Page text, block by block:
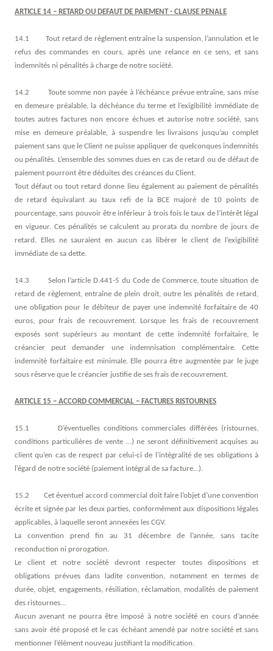
ARTICLE 14 – RETARD OU DEFAUT DE PAIEMENT - CLAUSE PENALE
14.1 Tout retard de règlement entraîne la suspension, l’annulation et le
refus des commandes en cours, après une relance en ce sens, et sans
indemnités ni pénalités à charge de notre société.
14.2 Toute somme non payée à l’échéance prévue entraîne, sans mise
en demeure préalable, la déchéance du terme et l’exigibilité immédiate de
toutes autres factures non encore échues et autorise notre société, sans
mise en demeure préalable, à suspendre les livraisons jusqu’au complet
paiement sans que le Client ne puisse appliquer de quelconques indemnités
ou pénalités. L’ensemble des sommes dues en cas de retard ou de défaut de
paiement pourront être déduites des créances du Client.
Tout défaut ou tout retard donne lieu également au paiement de pénalités
de retard équivalant au taux refi de la BCE majoré de 10 points de
pourcentage, sans pouvoir être inférieur à trois fois le taux de l’intérêt légal
en vigueur. Ces pénalités se calculent au prorata du nombre de jours de
retard. Elles ne sauraient en aucun cas libérer le client de l’exigibilité
immédiate de sa dette.
14.3 Selon l’article D.441-5 du Code de Commerce, toute situation de
retard de règlement, entraîne de plein droit, outre les pénalités de retard,
une obligation pour le débiteur de payer une indemnité forfaitaire de 40
euros, pour frais de recouvrement. Lorsque les frais de recouvrement
exposés sont supérieurs au montant de cette indemnité forfaitaire, le
créancier peut demander une indemnisation complémentaire. Cette
indemnité forfaitaire est minimale. Elle pourra être augmentée par le juge
sous réserve que le créancier justifie de ses frais de recouvrement.
ARTICLE 15 – ACCORD COMMERCIAL – FACTURES RISTOURNES
15.1 D’éventuelles conditions commerciales différées (ristournes,
conditions particulières de vente …) ne seront définitivement acquises au
client qu’en cas de respect par celui-ci de l’intégralité de ses obligations à
l’égard de notre société (paiement intégral de sa facture…).
15.2 Cet éventuel accord commercial doit faire l’objet d’une convention
écrite et signée par les deux parties, conformément aux dispositions légales
applicables, à laquelle seront annexées les CGV.
La convention prend fin au 31 décembre de l’année, sans tacite
reconduction ni prorogation.
Le client et notre société devront respecter toutes dispositions et
obligations prévues dans ladite convention, notamment en termes de
durée, objet, engagements, résiliation, réclamation, modalités de paiement
des ristournes…
Aucun avenant ne pourra être imposé à notre société en cours d’année
sans avoir été proposé et le cas échéant amendé par notre société et sans
mentionner l’élément nouveau justifiant la modification.